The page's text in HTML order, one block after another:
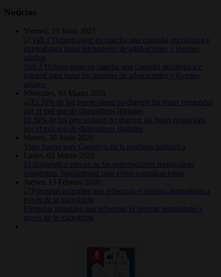
Noticias
Viernes, 23 Junio 2023
Vall d’Hebron pone en marcha una consulta oncológica e
integral para tratar los tumores de adolescentes y jóvenes
adultos
Miércoles, 03 Marzo 2021
El 30% de los preescolares no duerme las horas requeridas
por el mal uso de dispositivos digitales
Martes, 30 Junio 2020
Visto bueno para Cosentyx en la psoriasis pediátrica
Lunes, 02 Marzo 2020
El diagnóstico precoz de las enfermedades metabólicas
congénitas, fundamental para evitar complicaciones
Jueves, 13 Febrero 2020
Fórmulas infantiles que refuerzan el sistema inmunitario a
través de la microbiota